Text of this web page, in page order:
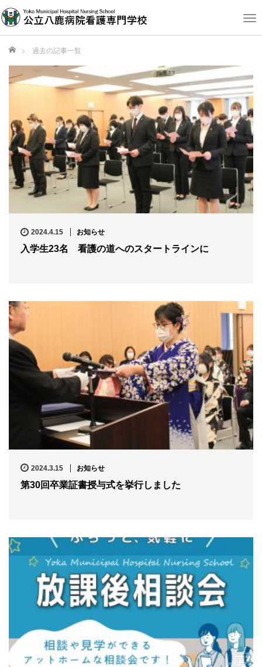
T
e
n
a
v
i
g
a
i
o
n
ホーム 過去の記事一覧
2024.4.15 お知らせ
入学生23名 看護の道へのスタートラインに
2024.3.15 お知らせ
第30回卒業証書授与式を挙行しました